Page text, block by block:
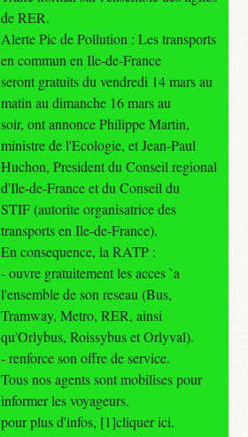
de RER.
Alerte Pic de Pollution : Les transports
en commun en Ile-de-France
seront gratuits du vendredi 14 mars au
matin au dimanche 16 mars au
soir, ont annonce Philippe Martin,
ministre de l'Ecologie, et Jean-Paul
Huchon, President du Conseil regional
d'Ile-de-France et du Conseil du
STIF (autorite organisatrice des
transports en Ile-de-France).
En consequence, la RATP :
- ouvre gratuitement les acces `a
l'ensemble de son reseau (Bus,
Tramway, Metro, RER, ainsi
qu'Orlybus, Roissybus et Orlyval).
- renforce son offre de service.
Tous nos agents sont mobilises pour
informer les voyageurs.
pour plus d'infos, [1]cliquer ici.